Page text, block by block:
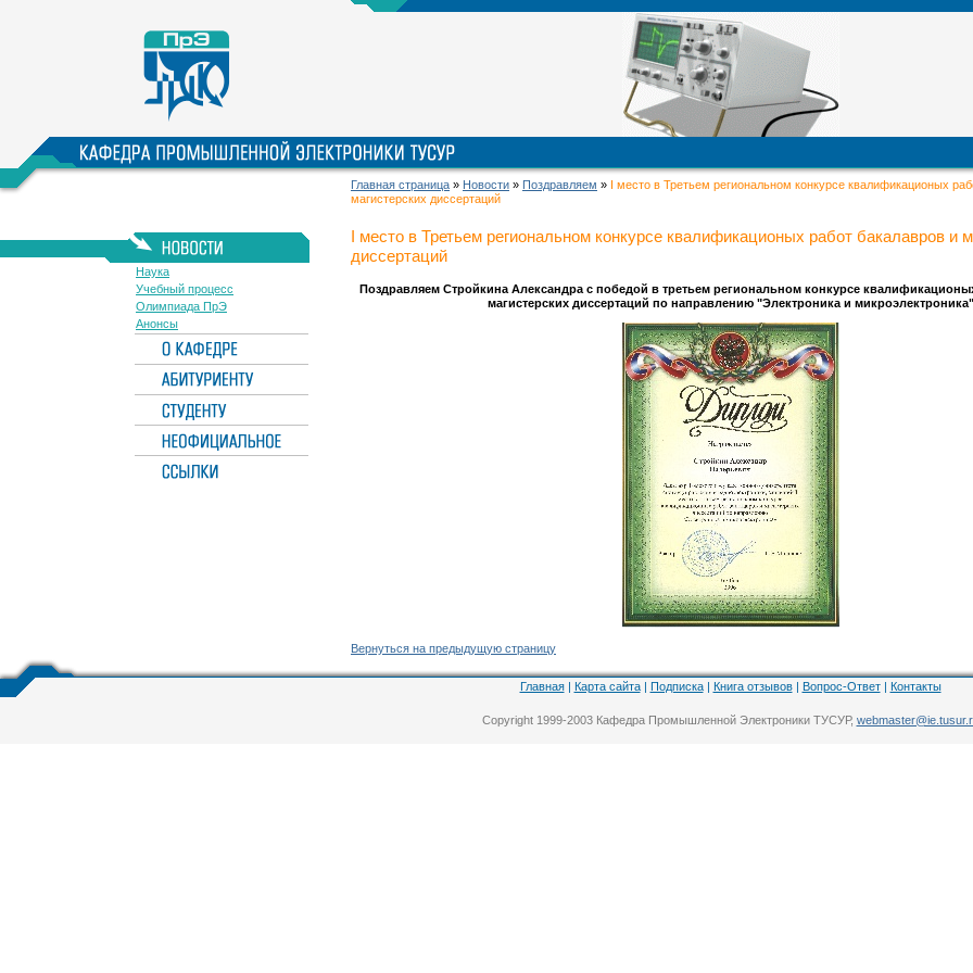
Главная страница » Новости » Поздравляем » I место в Третьем региональном конкурсе квалификационых
магистерских диссертаций
Наука
Учебный процесс
Олимпиада ПрЭ
Анонсы
I место в Третьем региональном конкурсе квалификационых работ бакалавров и
диссертаций
Поздравляем Стройкина Александра с победой в третьем региональном конкурсе
магистерских диссертаций по направлению "Электроника и микроэлектроника"
Вернуться на предыдущую страницу
Главная| Карта сайта| Подписка| Книга отзывов| Вопрос-Ответ| Контакты
Copyright 1999-2003 Кафедра Промышленной Электроники ТУСУР,